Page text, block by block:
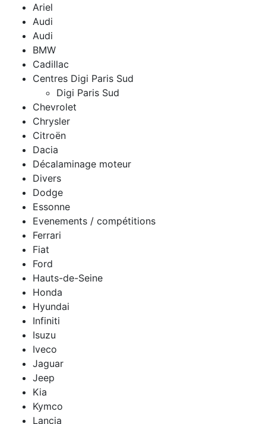
Ariel
Audi
Audi
BMW
Cadillac
Centres Digi Paris Sud
Digi Paris Sud
Chevrolet
Chrysler
Citroën
Dacia
Décalaminage moteur
Divers
Dodge
Essonne
Evenements / compétitions
Ferrari
Fiat
Ford
Hauts-de-Seine
Honda
Hyundai
Infiniti
Isuzu
Iveco
Jaguar
Jeep
Kia
Kymco
Lancia